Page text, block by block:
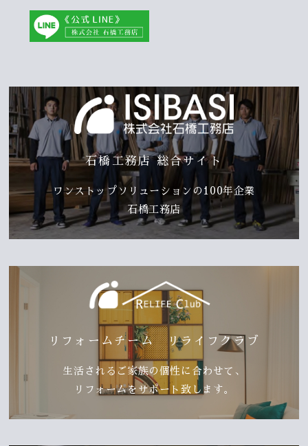
石橋工務店 総合サイト
ワンストップソリューションの100年企業
石橋工務店
リフォームチーム リライフクラブ
生活されるご家族の個性に合わせて、
リフォームをサポート致します。